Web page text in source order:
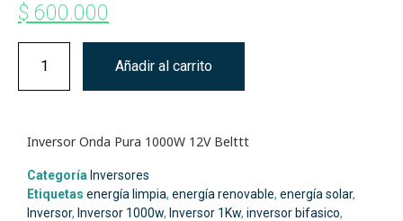
$ 600.000
Añadir al carrito
Inversor Onda Pura 1000W 12V Belttt
Categoría Inversores
Etiquetas energía limpia, energía renovable, energía solar,
Inversor, Inversor 1000w, Inversor 1Kw, inversor bifasico,